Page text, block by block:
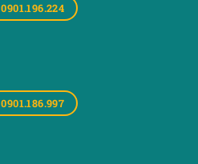
0901.196.224
0901.186.997